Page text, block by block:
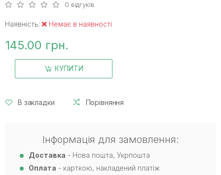
0 відгуків
Наявність: Немає в наявності
145.00 грн.
КУПИТИ
В закладки Порівняння
Інформація для замовлення:
Доставка - Нова пошта, Укрпошта
Оплата - карткою, накладений платіж